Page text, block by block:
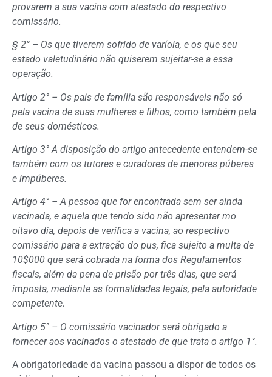
provarem a sua vacina com atestado do respectivo
comissário.
§ 2° – Os que tiverem sofrido de varíola, e os que seu
estado valetudinário não quiserem sujeitar-se a essa
operação.
Artigo 2° – Os pais de família são responsáveis não só
pela vacina de suas mulheres e filhos, como também pela
de seus domésticos.
Artigo 3° A disposição do artigo antecedente entendem-se
também com os tutores e curadores de menores púberes
e impúberes.
Artigo 4° – A pessoa que for encontrada sem ser ainda
vacinada, e aquela que tendo sido não apresentar mo
oitavo dia, depois de verifica a vacina, ao respectivo
comissário para a extração do pus, fica sujeito a multa de
10$000 que será cobrada na forma dos Regulamentos
fiscais, além da pena de prisão por três dias, que será
imposta, mediante as formalidades legais, pela autoridade
competente.
Artigo 5° – O comissário vacinador será obrigado a
fornecer aos vacinados o atestado de que trata o artigo 1°.
A obrigatoriedade da vacina passou a dispor de todos os